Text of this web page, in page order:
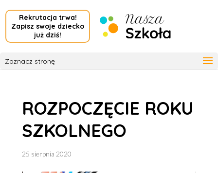
Rekrutacja trwa!
Zapisz swoje dziecko
już dziś!
Zaznacz stronę
ROZPOCZĘCIE ROKU
SZKOLNEGO
25 sierpnia 2020